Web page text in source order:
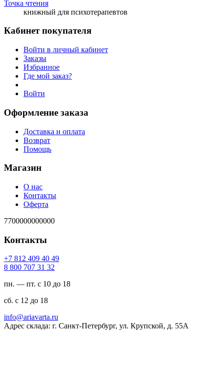
Точка чтения
книжный для психотерапевтов
Кабинет покупателя
Войти в личный кабинет
Заказы
Избранное
Где мой заказ?
Войти
Оформление заказа
Доставка и оплата
Возврат
Помощь
Магазин
О нас
Контакты
Оферта
7700000000000
Контакты
94 04 904 218 7+
23 13 707 008 8
пн. — пт. с 10 до 18
сб. с 12 до 18
ur.atravaira@ofni
Адрес склада: г. Санкт-Петербург, ул. Крупской, д. 55А